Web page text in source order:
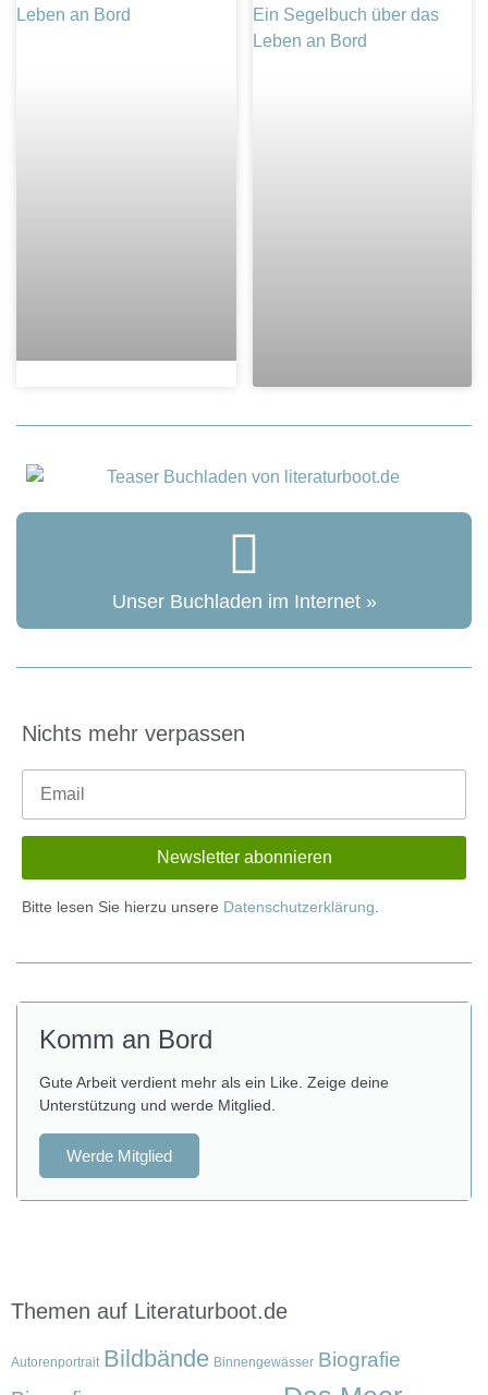
Unser Buchladen im Internet »
Nichts mehr verpassen
Bitte lesen Sie hierzu unsere Datenschutzerklärung.
Komm an Bord
Gute Arbeit verdient mehr als ein Like. Zeige deine
Unterstützung und werde Mitglied.
Werde Mitglied
Themen auf Literaturboot.de
Autorenportrait Bildbände Binnengewässer Biografie